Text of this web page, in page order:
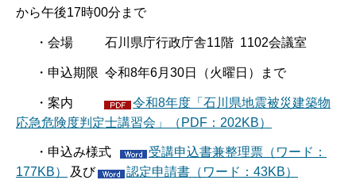
から午後17時00分まで
・会場 石川県庁行政庁舎11階 1102会議室
・申込期限 令和8年6月30日（火曜日）まで
・案内
令和8年度「石川県地震被災建築物
応急危険度判定士講習会」（PDF：202KB）
・申込み様式
受講申込書兼整理票（ワード：
177KB）
及び 認定申請書（ワード：43KB）